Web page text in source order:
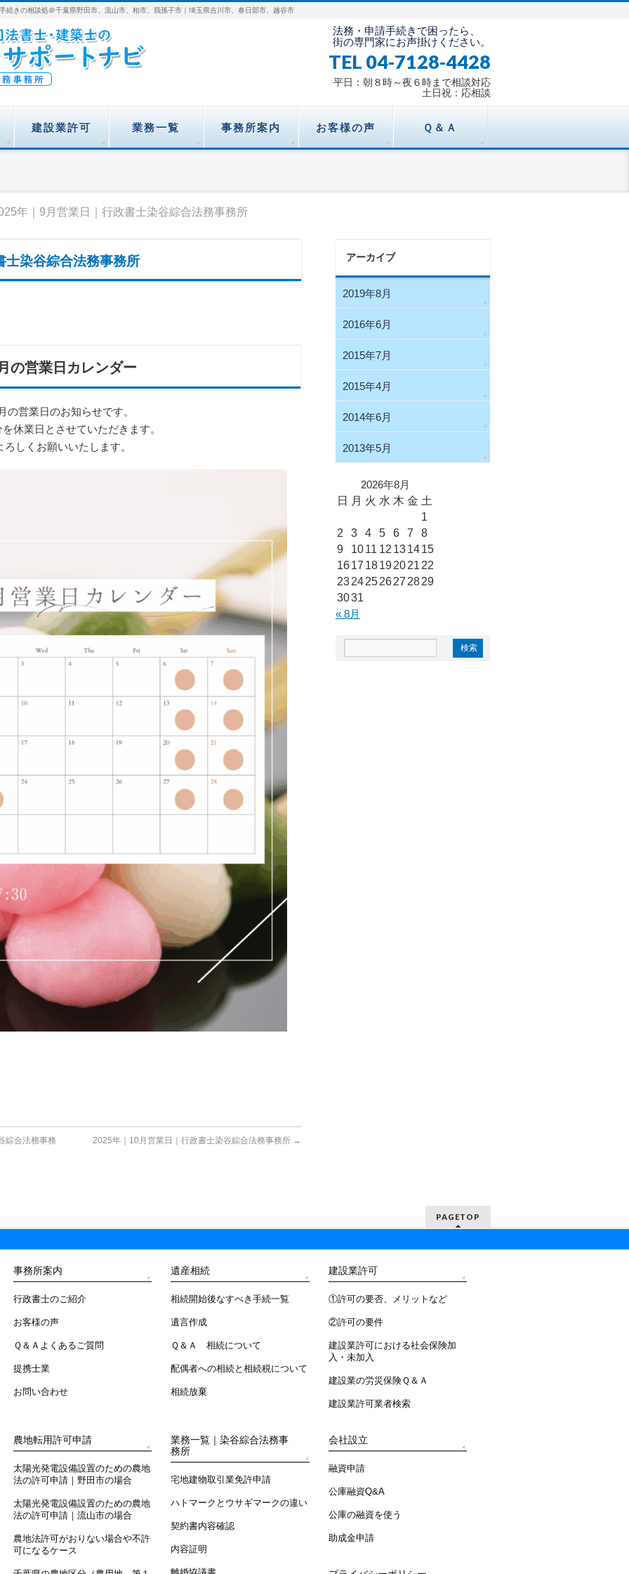
続きの相談処＠千葉県野田市、流山市、柏市、我孫子市｜埼玉県吉川市、春日部市、越谷市
法務・申請手続きで困ったら、
街の専門家にお声掛けください。
TEL 04-7128-4428
平日：朝８時～夜６時まで相談対応
土日祝：応相談
建設業許可 業務一覧 事務所案内 お客様の声 Ｑ＆Ａ
年｜9月営業日｜行政書士染谷綜合法務事務所
士染谷綜合法務事務所
の営業日カレンダー
の営業日のお知らせです。
休業日とさせていただきます。
ろしくお願いいたします。
綜合法務事務 2025年｜10月営業日｜行政書士染谷綜合法務事務所 →
アーカイブ
2019年8月
2016年6月
2015年7月
2015年4月
2014年6月
2013年5月
2026年8月
日
月 火 水 木 金 土
1
2
3 4 5 6 7
8
9
1011 12 131415
1617 18192021 22
2324252627 2829
3031
« 8月
PAGETOP
事務所案内
行政書士のご紹介
お客様の声
Ｑ＆Ａよくあるご質問
提携士業
お問い合わせ
遺産相続
相続開始後なすべき手続一覧
遺言作成
Ｑ＆Ａ 相続について
配偶者への相続と相続税について
相続放棄
建設業許可
①許可の要否、メリットなど
②許可の要件
建設業許可における社会保険加
入・未加入
建設業の労災保険Ｑ＆Ａ
建設業許可業者検索
農地転用許可申請
太陽光発電設備設置のための農地
法の許可申請｜野田市の場合
太陽光発電設備設置のための農地
法の許可申請｜流山市の場合
農地法許可がおりない場合や不許
可になるケース
業務一覧｜染谷綜合法務事
務所
宅地建物取引業免許申請
ハトマークとウサギマークの違い
契約書内容確認
内容証明
会社設立
融資申請
公庫融資Q&A
公庫の融資を使う
助成金申請